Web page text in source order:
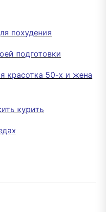
похудения
подготовки
красотка 50-х и жена
курить